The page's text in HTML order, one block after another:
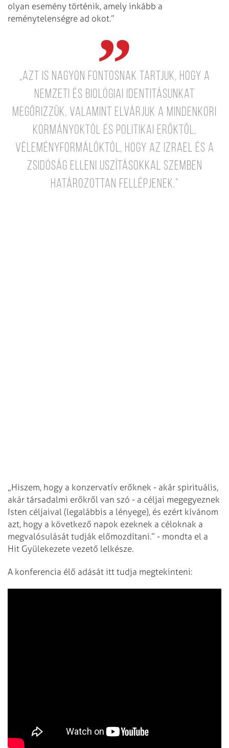
olyan esemény történik, amely inkább a
reménytelenségre ad okot.”
„Azt is nagyon fontosnak tartjuk, hogy a
nemzeti és biológiai identitásunkat
megőrizzük, valamint elvárjuk a mindenkori
kormányoktól és politikai erőktől,
véleményformálóktól, hogy az Izrael és a
zsidóság elleni uszításokkal szemben
határozottan fellépjenek.”
„Hiszem, hogy a konzervatív erőknek - akár spirituális,
akár társadalmi erőkről van szó - a céljai megegyeznek
Isten céljaival (legalábbis a lényege), és ezért kívánom
azt, hogy a következő napok ezeknek a céloknak a
megvalósulását tudják előmozdítani.” - mondta el a
Hit Gyülekezete vezető lelkésze.
A konferencia élő adását itt tudja megtekinteni: